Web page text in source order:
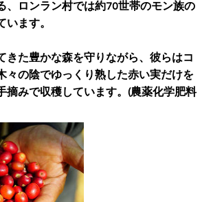
、ロンラン村では約70世帯のモン族の
います。
きた豊かな森を守りながら、彼らはコ
々の陰でゆっくり熟した赤い実だけを
摘みで収穫しています。(農薬化学肥料